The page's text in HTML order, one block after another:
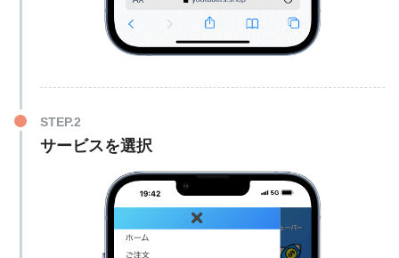
外国人RT
500個 9,000円
1,000個 11,700円
2,000個 16,200円
6,000回〜8,000
回
38,000円
外国人再生回数
1,000回 1,800円
25,000回 19,800円
50,000回 37,800円
サービスを選択